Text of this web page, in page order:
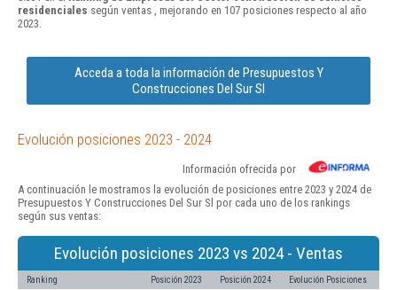
residenciales según ventas , mejorando en 107 posiciones respecto al año
2023.
Acceda a toda la información de Presupuestos Y
Construcciones Del Sur Sl
Evolución posiciones 2023 - 2024
Información ofrecida por
A continuación le mostramos la evolución de posiciones entre 2023 y 2024 de
Presupuestos Y Construcciones Del Sur Sl por cada uno de los rankings
según sus ventas:
Evolución posiciones 2023 vs 2024 - Ventas
Ranking Posición 2023 Posición 2024 Evolución Posiciones